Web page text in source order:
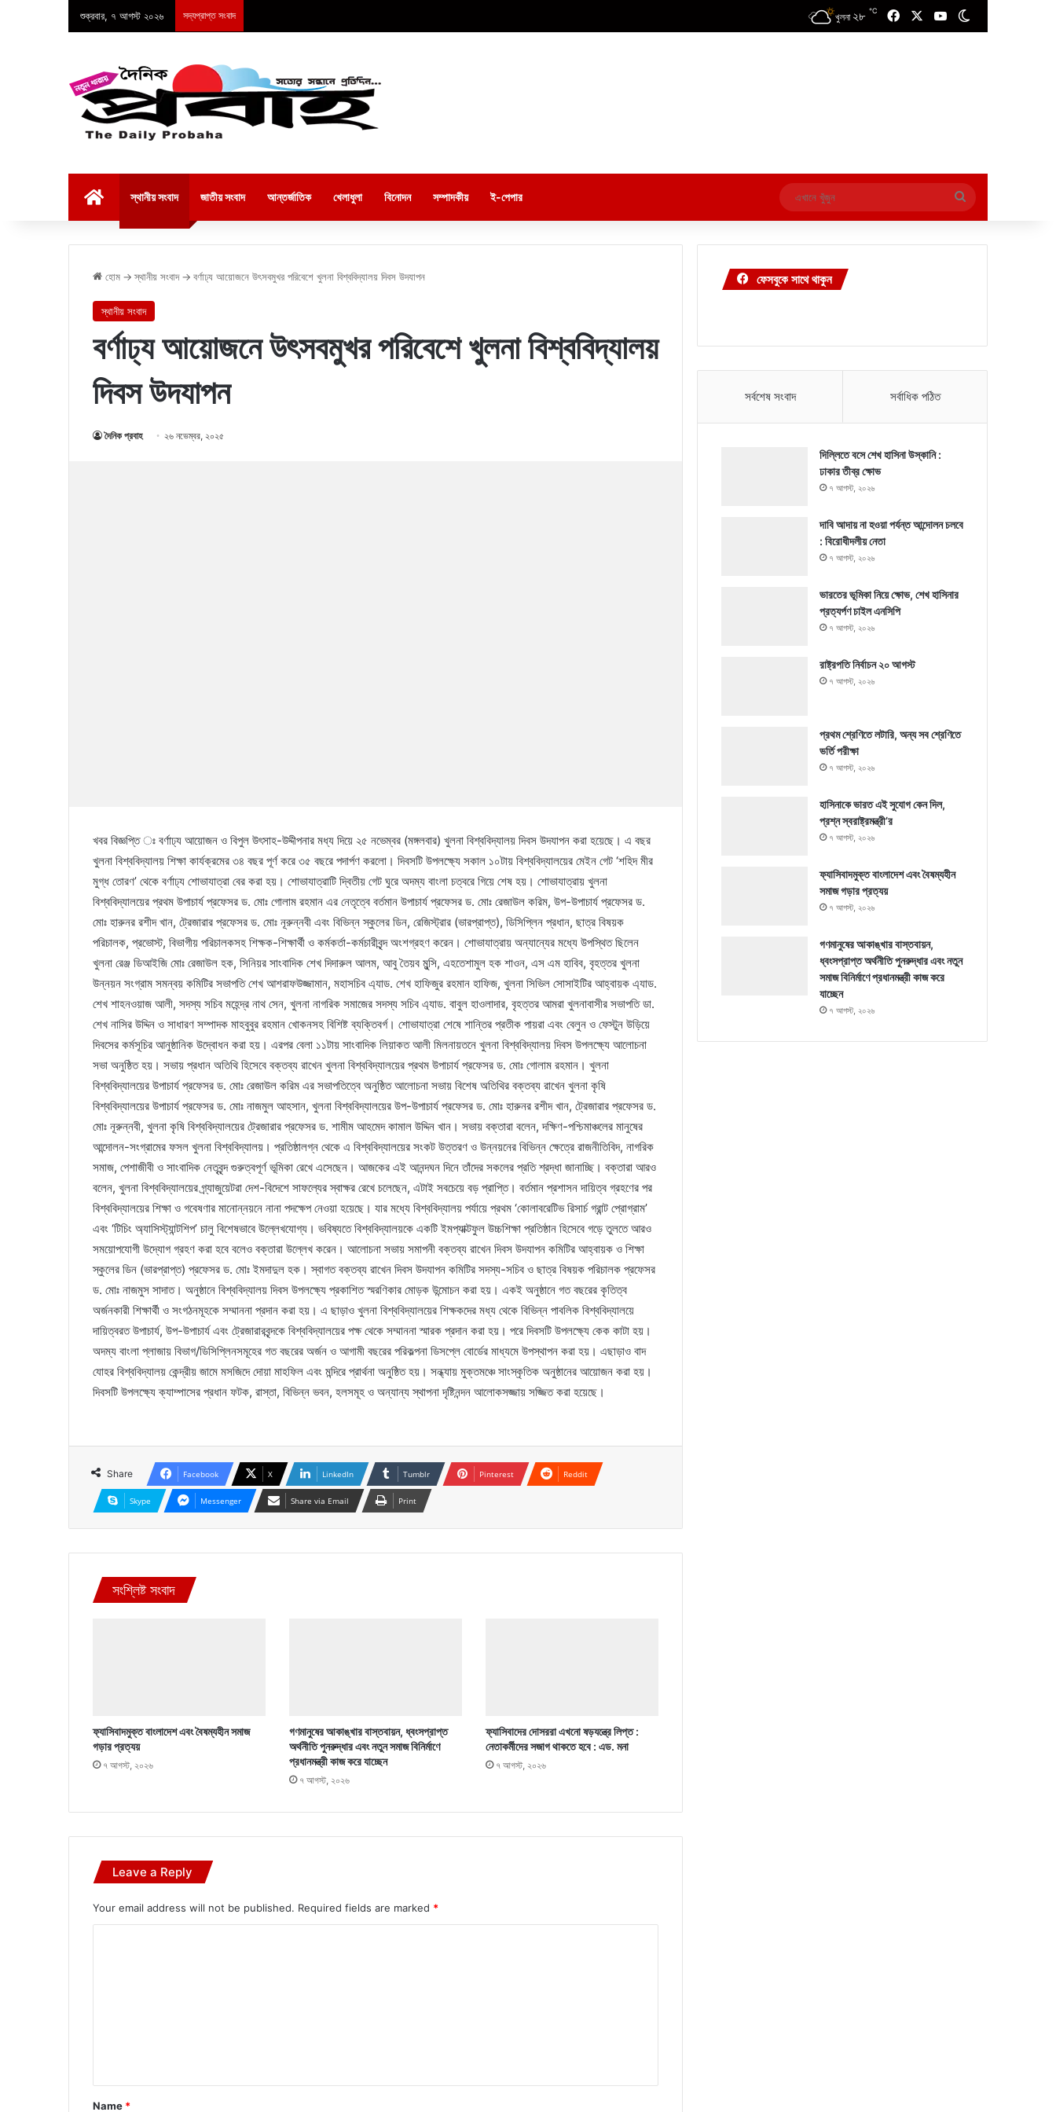
শুক্রবার, ৭ আগস্ট ২০২৬ সদ্যপ্রাপ্ত সংবাদ খুলনা ২৮ ℃ FacebookYouTube
স্থানীয় সংবাদ জাতীয় সংবাদ আন্তর্জাতিক খেলাধুলা বিনোদন সম্পাদকীয় ই-পেপার
এখানে
খুঁজুন
হোম → স্থানীয় সংবাদ → বর্ণাঢ্য আয়োজনে উৎসবমুখর পরিবেশে খুলনা বিশ্ববিদ্যালয় দিবস উদযাপন
স্থানীয় সংবাদ
বর্ণাঢ্য আয়োজনে উৎসবমুখর পরিবেশে খুলনা বিশ্ববিদ্যালয়
দিবস উদযাপন
দৈনিক প্রবাহ ২৬ নভেম্বর, ২০২৫
খবর বিজ্ঞপ্তি ঃ বর্ণাঢ্য আয়োজন ও বিপুল উৎসাহ-উদ্দীপনার মধ্য দিয়ে ২৫ নভেম্বর (মঙ্গলবার) খুলনা বিশ্ববিদ্যালয় দিবস উদযাপন করা হয়েছে। এ বছর
খুলনা বিশ্ববিদ্যালয় শিক্ষা কার্যক্রমের ৩৪ বছর পূর্ণ করে ৩৫ বছরে পদার্পণ করলো। দিবসটি উপলক্ষ্যে সকাল ১০টায় বিশ্ববিদ্যালয়ের মেইন গেট ‘শহিদ মীর
মুগ্ধ তোরণ’ থেকে বর্ণাঢ্য শোভাযাত্রা বের করা হয়। শোভাযাত্রাটি দ্বিতীয় গেট ঘুরে অদম্য বাংলা চত্বরে গিয়ে শেষ হয়। শোভাযাত্রায় খুলনা
বিশ্ববিদ্যালয়ের প্রথম উপাচার্য প্রফেসর ড. মোঃ গোলাম রহমান এর নেতৃত্বে বর্তমান উপাচার্য প্রফেসর ড. মোঃ রেজাউল করিম, উপ-উপাচার্য প্রফেসর ড.
মোঃ হারুনর রশীদ খান, ট্রেজারার প্রফেসর ড. মোঃ নূরুন্নবী এবং বিভিন্ন স্কুলের ডিন, রেজিস্ট্রার (ভারপ্রাপ্ত), ডিসিপ্লিন প্রধান, ছাত্র বিষয়ক
পরিচালক, প্রভোস্ট, বিভাগীয় পরিচালকসহ শিক্ষক-শিক্ষার্থী ও কর্মকর্তা-কর্মচারীবৃন্দ অংশগ্রহণ করেন। শোভাযাত্রায় অন্যান্যের মধ্যে উপস্থিত ছিলেন
খুলনা রেঞ্জ ডিআইজি মোঃ রেজাউল হক, সিনিয়র সাংবাদিক শেখ দিদারুল আলম, আবু তৈয়ব মুন্সি, এহতেশামুল হক শাওন, এস এম হাবিব, বৃহত্তর খুলনা
উন্নয়ন সংগ্রাম সমন্বয় কমিটির সভাপতি শেখ আশরাফউজ্জামান, মহাসচিব এ্যাড. শেখ হাফিজুর রহমান হাফিজ, খুলনা সিভিল সোসাইটির আহ্বায়ক এ্যাড.
শেখ শাহনওয়াজ আলী, সদস্য সচিব মহেন্দ্র নাথ সেন, খুলনা নাগরিক সমাজের সদস্য সচিব এ্যাড. বাবুল হাওলাদার, বৃহত্তর আমরা খুলনাবাসীর সভাপতি ডা.
শেখ নাসির উদ্দিন ও সাধারণ সম্পাদক মাহবুবুর রহমান খোকনসহ বিশিষ্ট ব্যক্তিবর্গ। শোভাযাত্রা শেষে শান্তির প্রতীক পায়রা এবং বেলুন ও ফেস্টুন উড়িয়ে
দিবসের কর্মসূচির আনুষ্ঠানিক উদ্বোধন করা হয়। এরপর বেলা ১১টায় সাংবাদিক লিয়াকত আলী মিলনায়তনে খুলনা বিশ্ববিদ্যালয় দিবস উপলক্ষ্যে আলোচনা
সভা অনুষ্ঠিত হয়। সভায় প্রধান অতিথি হিসেবে বক্তব্য রাখেন খুলনা বিশ্ববিদ্যালয়ের প্রথম উপাচার্য প্রফেসর ড. মোঃ গোলাম রহমান। খুলনা
বিশ্ববিদ্যালয়ের উপাচার্য প্রফেসর ড. মোঃ রেজাউল করিম এর সভাপতিত্বে অনুষ্ঠিত আলোচনা সভায় বিশেষ অতিথির বক্তব্য রাখেন খুলনা কৃষি
বিশ্ববিদ্যালয়ের উপাচার্য প্রফেসর ড. মোঃ নাজমুল আহসান, খুলনা বিশ্ববিদ্যালয়ের উপ-উপাচার্য প্রফেসর ড. মোঃ হারুনর রশীদ খান, ট্রেজারার প্রফেসর ড.
মোঃ নূরুন্নবী, খুলনা কৃষি বিশ্ববিদ্যালয়ের ট্রেজারার প্রফেসর ড. শামীম আহমেদ কামাল উদ্দিন খান। সভায় বক্তারা বলেন, দক্ষিণ-পশ্চিমাঞ্চলের মানুষের
আন্দোলন-সংগ্রামের ফসল খুলনা বিশ্ববিদ্যালয়। প্রতিষ্ঠালগ্ন থেকে এ বিশ্ববিদ্যালয়ের সংকট উত্তরণ ও উন্নয়নের বিভিন্ন ক্ষেত্রে রাজনীতিবিদ, নাগরিক
সমাজ, পেশাজীবী ও সাংবাদিক নেতৃবৃন্দ গুরুত্বপূর্ণ ভূমিকা রেখে এসেছেন। আজকের এই আনন্দঘন দিনে তাঁদের সকলের প্রতি শ্রদ্ধা জানাচ্ছি। বক্তারা আরও
বলেন, খুলনা বিশ্ববিদ্যালয়ের গ্র্যাজুয়েটরা দেশ-বিদেশে সাফল্যের স্বাক্ষর রেখে চলেছেন, এটাই সবচেয়ে বড় প্রাপ্তি। বর্তমান প্রশাসন দায়িত্ব গ্রহণের পর
বিশ্ববিদ্যালয়ের শিক্ষা ও গবেষণার মানোন্নয়নে নানা পদক্ষেপ নেওয়া হয়েছে। যার মধ্যে বিশ্ববিদ্যালয় পর্যায়ে প্রথম ‘কোলাবরেটিভ রিসার্চ গ্রান্ট প্রোগ্রাম’
এবং ‘টিচিং অ্যাসিস্ট্যান্টশিপ’ চালু বিশেষভাবে উল্লেখযোগ্য। ভবিষ্যতে বিশ্ববিদ্যালয়কে একটি ইমপ্যাক্টফুল উচ্চশিক্ষা প্রতিষ্ঠান হিসেবে গড়ে তুলতে আরও
সময়োপযোগী উদ্যোগ গ্রহণ করা হবে বলেও বক্তারা উল্লেখ করেন। আলোচনা সভায় সমাপনী বক্তব্য রাখেন দিবস উদযাপন কমিটির আহ্বায়ক ও শিক্ষা
স্কুলের ডিন (ভারপ্রাপ্ত) প্রফেসর ড. মোঃ ইমদাদুল হক। স্বাগত বক্তব্য রাখেন দিবস উদযাপন কমিটির সদস্য-সচিব ও ছাত্র বিষয়ক পরিচালক প্রফেসর
ড. মোঃ নাজমুস সাদাত। অনুষ্ঠানে বিশ্ববিদ্যালয় দিবস উপলক্ষ্যে প্রকাশিত স্মরণিকার মোড়ক উন্মোচন করা হয়। একই অনুষ্ঠানে গত বছরের কৃতিত্ব
অর্জনকারী শিক্ষার্থী ও সংগঠনমূহকে সম্মাননা প্রদান করা হয়। এ ছাড়াও খুলনা বিশ্ববিদ্যালয়ের শিক্ষকদের মধ্য থেকে বিভিন্ন পাবলিক বিশ্ববিদ্যালয়ে
দায়িত্বরত উপাচার্য, উপ-উপাচার্য এবং ট্রেজারারবৃন্দকে বিশ্ববিদ্যালয়ের পক্ষ থেকে সম্মাননা স্মারক প্রদান করা হয়। পরে দিবসটি উপলক্ষ্যে কেক কাটা হয়।
অদম্য বাংলা প্লাজায় বিভাগ/ডিসিপ্লিনসমূহের গত বছরের অর্জন ও আগামী বছরের পরিকল্পনা ডিসপ্লে বোর্ডের মাধ্যমে উপস্থাপন করা হয়। এছাড়াও বাদ
যোহর বিশ্ববিদ্যালয় কেন্দ্রীয় জামে মসজিদে দোয়া মাহফিল এবং মন্দিরে প্রার্থনা অনুষ্ঠিত হয়। সন্ধ্যায় মুক্তমঞ্চে সাংস্কৃতিক অনুষ্ঠানের আয়োজন করা হয়।
দিবসটি উপলক্ষ্যে ক্যাম্পাসের প্রধান ফটক, রাস্তা, বিভিন্ন ভবন, হলসমূহ ও অন্যান্য স্থাপনা দৃষ্টিনন্দন আলোকসজ্জায় সজ্জিত করা হয়েছে।
Share Facebook X LinkedIn Tumblr Pinterest Reddit
Skype Messenger Share via Email Print
সংশ্লিষ্ট সংবাদ
ফ্যাসিবাদমুক্ত বাংলাদেশ এবং বৈষম্যহীন সমাজ
গড়ার প্রত্যয়
৭ আগস্ট, ২০২৬
গণমানুষের আকাঙ্খার বাস্তবায়ন, ধ্বংসপ্রাপ্ত
অর্থনীতি পুনরুদ্ধার এবং নতুন সমাজ বিনির্মাণে
প্রধানমন্ত্রী কাজ করে যাচ্ছেন
৭ আগস্ট, ২০২৬
ফ্যাসিবাদের দোসররা এখনো ষড়যন্ত্রে লিপ্ত :
নেতাকর্মীদের সজাগ থাকতে হবে : এড. মনা
৭ আগস্ট, ২০২৬
Leave a Reply
Your email address will not be published. Required fields are marked *
*
Name *
ফেসবুকে সাথে থাকুন
সর্বশেষ সংবাদ সর্বাধিক পঠিত
দিল্লিতে বসে শেখ হাসিনা উস্কানি :
ঢাকার তীব্র ক্ষোভ
৭ আগস্ট, ২০২৬
দাবি আদায় না হওয়া পর্যন্ত আন্দোলন চলবে
: বিরোধীদলীয় নেতা
৭ আগস্ট, ২০২৬
ভারতের ভূমিকা নিয়ে ক্ষোভ, শেখ হাসিনার
প্রত্যর্পণ চাইল এনসিপি
৭ আগস্ট, ২০২৬
রাষ্ট্রপতি নির্বাচন ২০ আগস্ট
৭ আগস্ট, ২০২৬
প্রথম শ্রেণিতে লটারি, অন্য সব শ্রেণিতে
ভর্তি পরীক্ষা
৭ আগস্ট, ২০২৬
হাসিনাকে ভারত এই সুযোগ কেন দিল,
প্রশ্ন স্বরাষ্ট্রমন্ত্রী’র
৭ আগস্ট, ২০২৬
ফ্যাসিবাদমুক্ত বাংলাদেশ এবং বৈষম্যহীন
সমাজ গড়ার প্রত্যয়
৭ আগস্ট, ২০২৬
গণমানুষের আকাঙ্খার বাস্তবায়ন,
ধ্বংসপ্রাপ্ত অর্থনীতি পুনরুদ্ধার এবং নতুন
সমাজ বিনির্মাণে প্রধানমন্ত্রী কাজ করে
যাচ্ছেন
৭ আগস্ট, ২০২৬